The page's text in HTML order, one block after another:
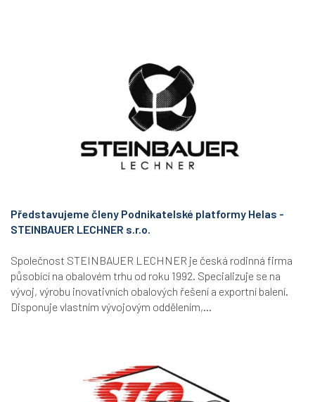
Představujeme členy Podnikatelské platformy Helas -
STEINBAUER LECHNER s.r.o.
Společnost STEINBAUER LECHNER je česká rodinná firma
působící na obalovém trhu od roku 1992. Specializuje se na
vývoj, výrobu inovativních obalových řešení a exportní balení.
Disponuje vlastním vývojovým oddělením,...